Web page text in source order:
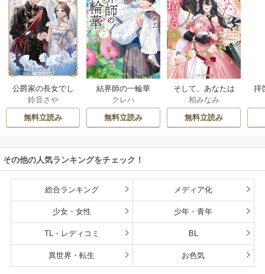
公爵家の長女でし
た
鈴音さや
無料立読み
結界師の一輪華
クレハ
無料立読み
そして、あなたは
私を捨てる
柏みなみ
無料立読み
拝
その他の人気ランキングをチェック！
総合ランキング メディア化
少女・女性 少年・青年
TL・レディコミ BL
異世界・転生 お色気